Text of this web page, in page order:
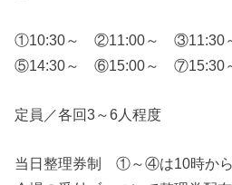
①10:30～ ②11:00～ ③11:30
⑤14:30～ ⑥15:00～ ⑦15:30
定員／各回3～6人程度
当日整理券制 ①～④は10時か